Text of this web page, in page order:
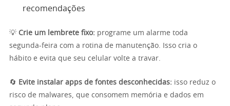
recomendações
💡 Crie um lembrete fixo: programe um alarme toda
segunda-feira com a rotina de manutenção. Isso cria o
hábito e evita que seu celular volte a travar.
🔄 Evite instalar apps de fontes desconhecidas: isso reduz o
risco de malwares, que consomem memória e dados em